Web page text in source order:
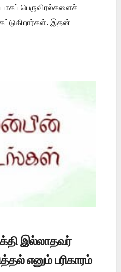
பெருவிரல்களைச்
இதன்
இல்லாதவர்
எனும் பரிகாரம்